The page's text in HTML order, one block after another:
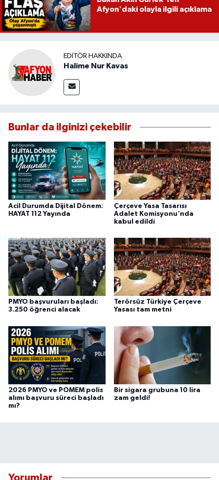
Afyon'daki olayla ilgili açıklama
EDITÖR HAKKINDA
Halime Nur Kavas
Bunlar da ilginizi çekebilir
Acil Durumda Dijital Dönem:
HAYAT 112 Yayında
Çerçeve Yasa Tasarısı
Adalet Komisyonu'nda
kabul edildi
PMYO başvuruları başladı:
3.250 öğrenci alacak
Terörsüz Türkiye Çerçeve
Yasası tam metni
2026 PMYO ve POMEM polis
alımı başvuru süreci başladı
mı?
Bir sigara grubuna 10 lira
zam geldi!
Yorumlar